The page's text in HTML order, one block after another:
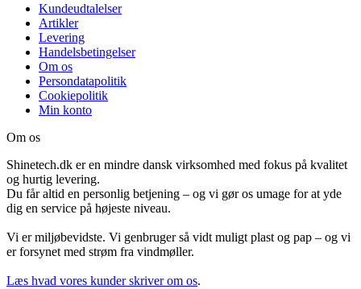
Kundeudtalelser
Artikler
Levering
Handelsbetingelser
Om os
Persondatapolitik
Cookiepolitik
Min konto
Om os
Shinetech.dk er en mindre dansk virksomhed med fokus på kvalitet
og hurtig levering.
Du får altid en personlig betjening – og vi gør os umage for at yde
dig en service på højeste niveau.
Vi er miljøbevidste. Vi genbruger så vidt muligt plast og pap – og vi
er forsynet med strøm fra vindmøller.
Læs hvad vores kunder skriver om os.